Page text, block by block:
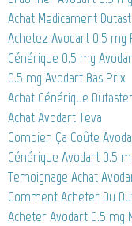
Achat Medicament
Achetez Avodart 0.5 mg
Générique 0.5 mg
0.5 mg Avodart Bas Prix
Achat Générique
Achat Avodart Teva
Combien Ça Coûte
Générique Avodart 0.5
Temoignage Achat
Comment Acheter Du
Acheter Avodart 0.5 mg